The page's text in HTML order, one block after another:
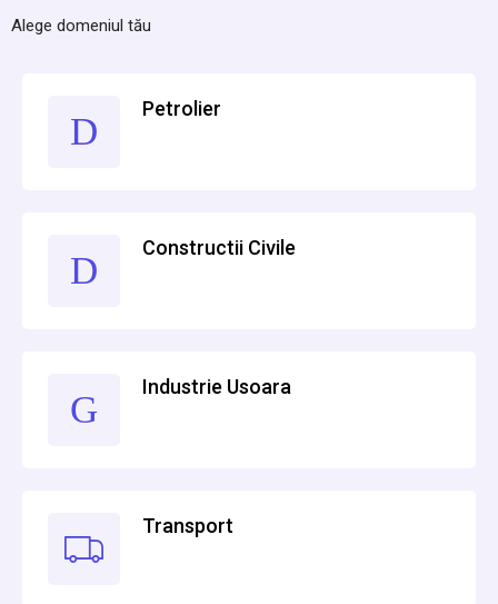
Alege domeniul tău
Petrolier
Constructii Civile
Industrie Usoara
Transport